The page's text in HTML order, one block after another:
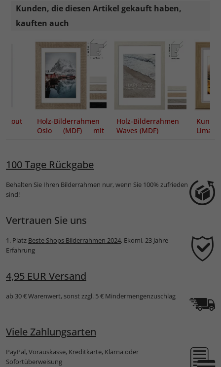
Kunden, die diesen Artikel gekauft haben,
kauften auch
Holz-Bilderrahmen
Oslo (MDF) mit
Holz-Bilderrahmen
Waves (MDF)
Lima
100 Tage Rückgabe
Behalten Sie Ihren Bilderrahmen nur, wenn Sie 100% zufrieden
sind!
Vertrauen Sie uns
1. Platz Beste Shops Bilderrahmen 2024, Ekomi, 23 Jahre
Erfahrung
4,95 EUR Versand
ab 30 € Warenwert, sonst zzgl. 5 € Mindermengenzuschlag
Viele Zahlungsarten
PayPal, Vorauskasse, Kreditkarte, Klarna oder
Sofortüberweisung